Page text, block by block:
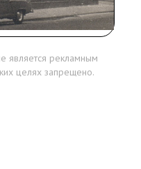
является рекламным
целях запрещено.